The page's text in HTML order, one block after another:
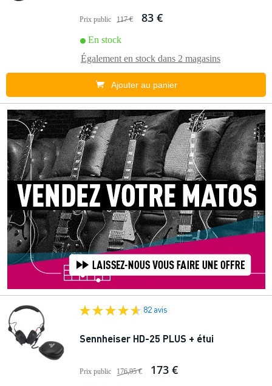
Prix public 117 € 83 €
En stock
Également en stock dans 2 magasins
Ajouter au panier
82 avis
Sennheiser HD-25 PLUS + étui
Prix public 176,95 € 173 €